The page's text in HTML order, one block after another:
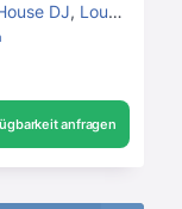
DJ, Lounge DJ
anfragen